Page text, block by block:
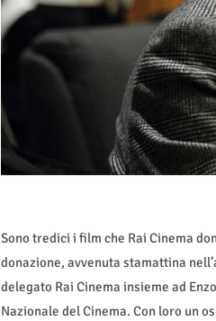
Sono tredici i film che Rai Cinema
donazione, avvenuta stamattina
delegato Rai Cinema insieme ad
Nazionale del Cinema. Con loro un